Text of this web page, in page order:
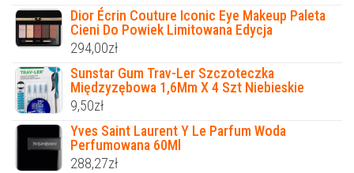
Dior Écrin Couture Iconic Eye Makeup Paleta
Cieni Do Powiek Limitowana Edycja
294,00zł
Sunstar Gum Trav-Ler Szczoteczka
Międzyzębowa 1,6Mm X 4 Szt Niebieskie
9,50zł
Yves Saint Laurent Y Le Parfum Woda
Perfumowana 60Ml
288,27zł